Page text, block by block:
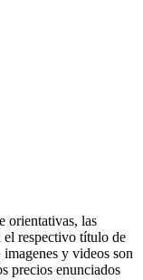
orientativas, las
el respectivo título de
y videos son
precios enunciados